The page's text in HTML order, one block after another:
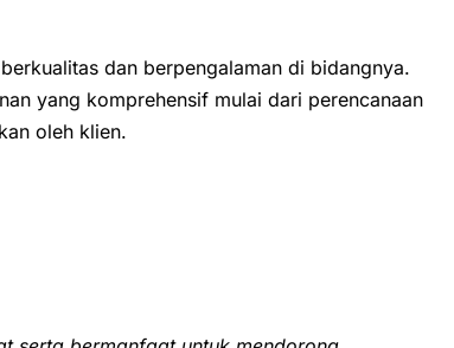
dan berpengalaman di bidangnya.
yang komprehensif mulai dari perencanaan
oleh klien.